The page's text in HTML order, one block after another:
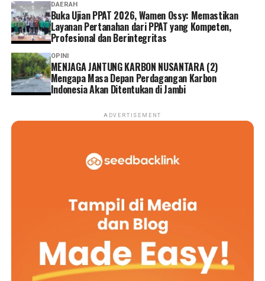
DAERAH
Buka Ujian PPAT 2026, Wamen Ossy: Memastikan
Layanan Pertanahan dari PPAT yang Kompeten,
Profesional dan Berintegritas
OPINI
MENJAGA JANTUNG KARBON NUSANTARA (2)
Mengapa Masa Depan Perdagangan Karbon
Indonesia Akan Ditentukan di Jambi
ADVERTISEMENT